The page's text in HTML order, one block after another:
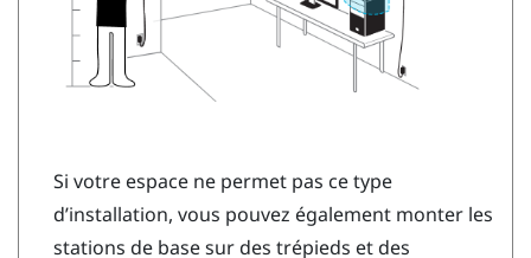
Si votre espace ne permet pas ce type
d’installation, vous pouvez également monter les
stations de base sur des trépieds et des